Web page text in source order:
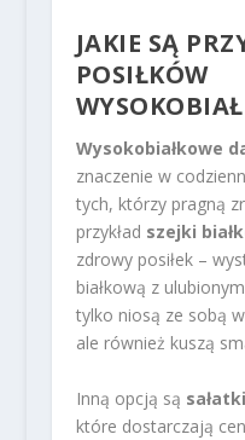
JAKIE SĄ
POSIŁKÓW
Wysokobiałkowe
znaczenie w
tych, którzy pragną
przykład szejki
zdrowy posiłek –
białkową z
tylko niosą ze sobą
ale również kuszą
Inną opcją są
które dostarczają